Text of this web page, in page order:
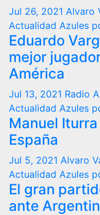
Jul 26, 2021 Alvaro
Actualidad Azules
Eduardo
mejor
América
Jul 13, 2021 Radio
Actualidad Azules
Manuel
España
Jul 5, 2021 Alvaro
Actualidad Azules
El gran
ante